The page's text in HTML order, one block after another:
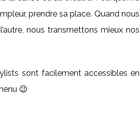
prendre sa place. Quand nous
nous transmettons mieux nos
sont facilement accessibles en
😉